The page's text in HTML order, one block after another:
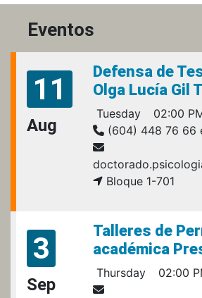
Eventos
11
Aug
Defensa de
Olga Lucía Gil
Tuesday
02:00
(604) 448 76 66
Bloque 1-701
3
Sep
Talleres de
académica
Thursday 02:00